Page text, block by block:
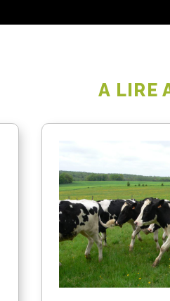
A LIRE